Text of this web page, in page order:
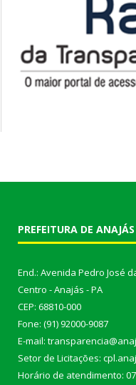
PREFEITURA DE ANAJÁS
End.: Avenida Pedro José
Centro - Anajás - PA
CEP: 68810-000
Fone: (91) 92000-9087
E-mail:
Setor de Licitações:
Horário de atendimento: